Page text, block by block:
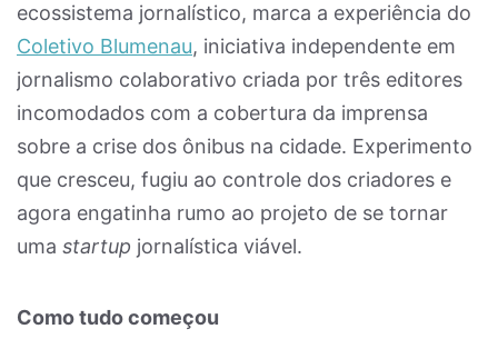
ecossistema jornalístico, marca a experiência do
Coletivo Blumenau, iniciativa independente em
jornalismo colaborativo criada por três editores
incomodados com a cobertura da imprensa
sobre a crise dos ônibus na cidade. Experimento
que cresceu, fugiu ao controle dos criadores e
agora engatinha rumo ao projeto de se tornar
uma startup jornalística viável.
Como tudo começou